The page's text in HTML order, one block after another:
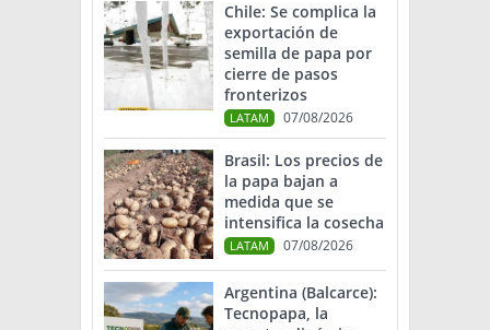
Chile: Se complica la
exportación de
semilla de papa por
cierre de pasos
fronterizos
LATAM 07/08/2026
Brasil: Los precios de
la papa bajan a
medida que se
intensifica la cosecha
LATAM 07/08/2026
Argentina (Balcarce):
Tecnopapa, la